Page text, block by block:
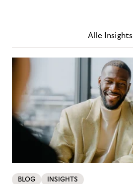
Alle Insights
BLOG INSIGHTS